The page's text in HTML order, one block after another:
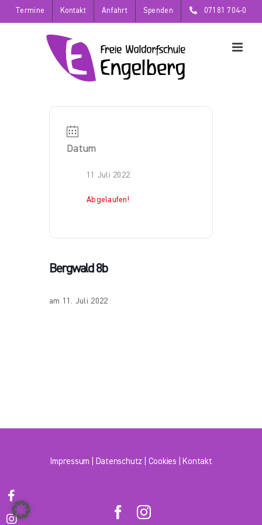
Zum
Inhalt
Termine Kontakt Anfahrt Spenden 07181 704-0
Datum
11 Juli 2022
Abgelaufen!
Bergwald 8b
am 11. Juli 2022
Impressum Datenschutz Cookies Kontakt